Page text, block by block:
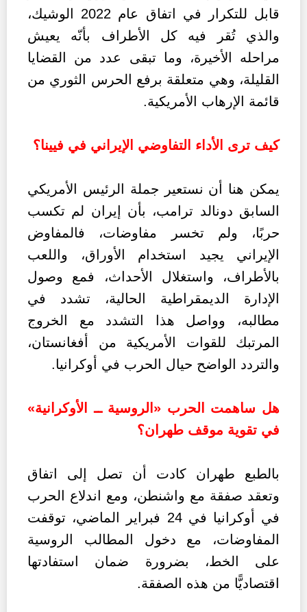
قابل للتكرار في اتفاق عام 2022 الوشيك،
والذي تُقر فيه كل الأطراف بأنّه يعيش
مراحله الأخيرة، وما تبقى عدد من القضايا
القليلة، وهي متعلقة برفع الحرس الثوري من
قائمة الإرهاب الأمريكية.
كيف ترى الأداء التفاوضي الإيراني في فيينا؟
يمكن هنا أن نستعير جملة الرئيس الأمريكي
السابق دونالد ترامب، بأن إيران لم تكسب
حربًا، ولم تخسر مفاوضات، فالمفاوض
الإيراني يجيد استخدام الأوراق، واللعب
بالأطراف، واستغلال الأحداث، فمع وصول
الإدارة الديمقراطية الحالية، تشدد في
مطالبه، وواصل هذا التشدد مع الخروج
المرتبك للقوات الأمريكية من أفغانستان،
والتردد الواضح حيال الحرب في أوكرانيا.
هل ساهمت الحرب «الروسية ــ الأوكرانية»
في تقوية موقف طهران؟
بالطبع طهران كادت أن تصل إلى اتفاق
وتعقد صفقة مع واشنطن، ومع اندلاع الحرب
في أوكرانيا في 24 فبراير الماضي، توقفت
المفاوضات، مع دخول المطالب الروسية
على الخط، بضرورة ضمان استفادتها
اقتصاديًّا من هذه الصفقة.